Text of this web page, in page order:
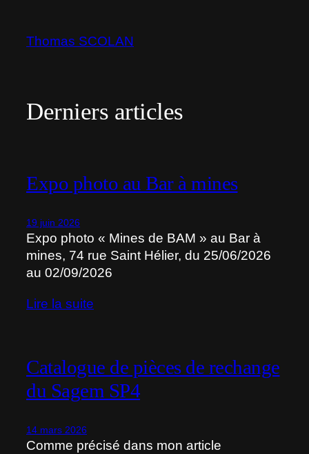
contenu
Thomas SCOLAN
Derniers articles
Expo photo au Bar à mines
19 juin 2026
Expo photo « Mines de BAM » au Bar à
mines, 74 rue Saint Hélier, du 25/06/2026
au 02/09/2026
Lire la suite
Catalogue de pièces de rechange
du Sagem SP4
14 mars 2026
Comme précisé dans mon article